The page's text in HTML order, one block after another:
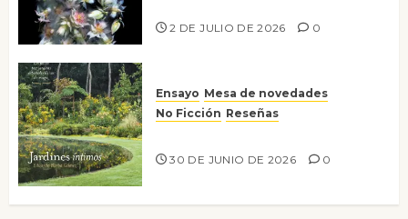
2 DE JULIO DE 2026 0
Ensayo Mesa de novedades
No Ficción Reseñas
30 DE JUNIO DE 2026 0